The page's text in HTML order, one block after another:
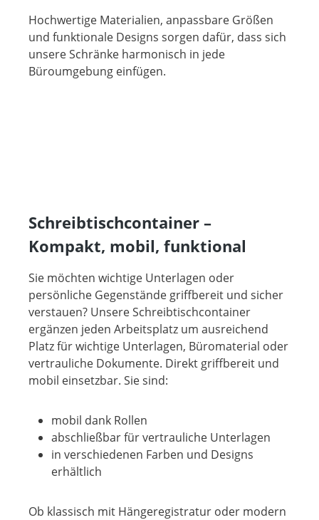
Hochwertige Materialien, anpassbare Größen
und funktionale Designs sorgen dafür, dass sich
unsere Schränke harmonisch in jede
Büroumgebung einfügen.
Schreibtischcontainer –
Kompakt, mobil, funktional
Sie möchten wichtige Unterlagen oder
persönliche Gegenstände griffbereit und sicher
verstauen? Unsere Schreibtischcontainer
ergänzen jeden Arbeitsplatz um ausreichend
Platz für wichtige Unterlagen, Büromaterial oder
vertrauliche Dokumente. Direkt griffbereit und
mobil einsetzbar. Sie sind:
mobil dank Rollen
abschließbar für vertrauliche Unterlagen
in verschiedenen Farben und Designs
erhältlich
Ob klassisch mit Hängeregistratur oder modern